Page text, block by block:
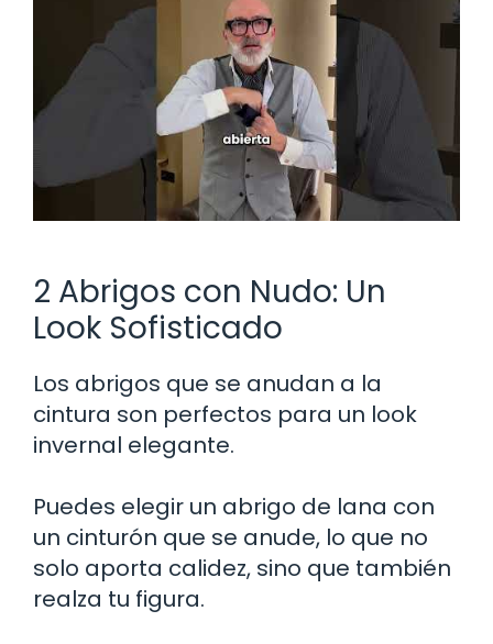
2 Abrigos con Nudo: Un
Look Sofisticado
Los abrigos que se anudan a la
cintura son perfectos para un look
invernal elegante.
Puedes elegir un abrigo de lana con
un cinturón que se anude, lo que no
solo aporta calidez, sino que también
realza tu figura.